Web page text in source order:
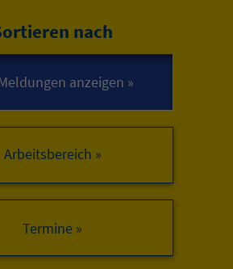
nach
Arbeitsbereich »